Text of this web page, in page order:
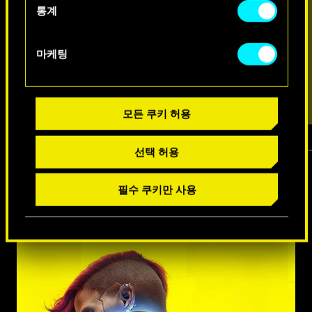
통계
마케팅
모든 쿠키 허용
선택 허용
필수 쿠키만 사용
1/7